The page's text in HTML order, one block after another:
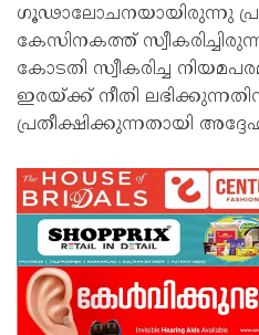
ഗൂഢാലോചനയായിരുന്നു
കേസിനകത്ത്
കോടതി സ്വീകരിച്ച
ഇരയ്ക്ക് നീതി
പ്രതീക്ഷിക്കുന്നതായി